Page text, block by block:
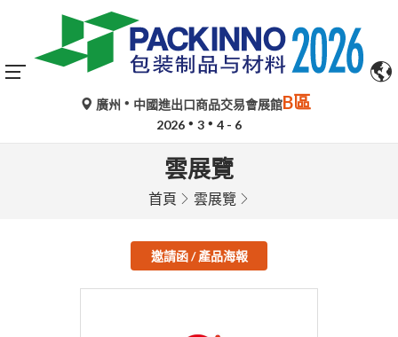
廣州 中國進出口商品交易會展館B區
2026 3 4 - 6
雲展覽
首頁 雲展覽
邀請函 / 產品海報